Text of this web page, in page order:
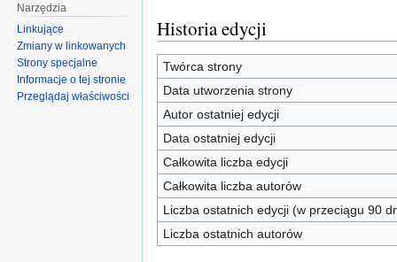
Historia edycji
Twórca strony
Data utworzenia strony
Autor ostatniej edycji
Data ostatniej edycji
Całkowita liczba edycji
Całkowita liczba autorów
Liczba ostatnich edycji (w przeciągu 90
Liczba ostatnich autorów
Narzędzia
Linkujące
Zmiany w linkowanych
Strony specjalne
Informacje o tej stronie
Przeglądaj właściwości